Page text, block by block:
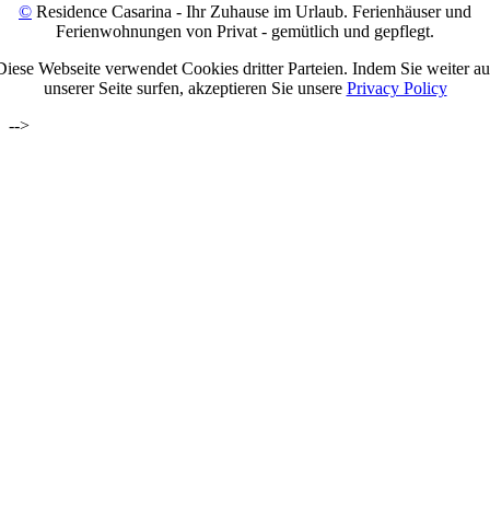
© Residence Casarina - Ihr Zuhause im Urlaub. Ferienhäuser und
Ferienwohnungen von Privat - gemütlich und gepflegt.
Webseite verwendet Cookies dritter Parteien. Indem Sie weiter
unserer Seite surfen, akzeptieren Sie unsere Privacy Policy
-->